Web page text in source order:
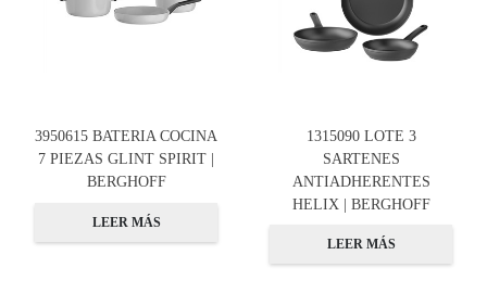
3950615 BATERIA COCINA
7 PIEZAS GLINT SPIRIT |
BERGHOFF
LEER MÁS
1315090 LOTE 3
SARTENES
ANTIADHERENTES
HELIX | BERGHOFF
LEER MÁS